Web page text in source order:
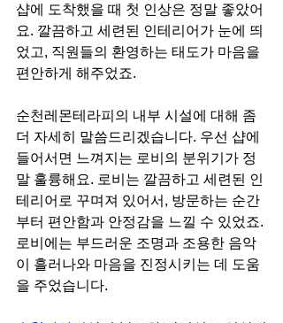
샵에 도착했을 때 첫 인상은 정말 좋았어
요. 깔끔하고 세련된 인테리어가 눈에 띄
었고, 직원들의 환영하는 태도가 마음을
편안하게 해주었죠.
순천레몬테라피의 내부 시설에 대해 좀
더 자세히 말씀드리겠습니다. 우선 샵에
들어서면 느껴지는 로비의 분위기가 정
말 훌륭해요. 로비는 깔끔하고 세련된 인
테리어로 꾸며져 있어서, 방문하는 순간
부터 편안함과 안정감을 느낄 수 있었죠.
로비에는 부드러운 조명과 조용한 음악
이 흘러나와 마음을 진정시키는 데 도움
을 주었습니다.